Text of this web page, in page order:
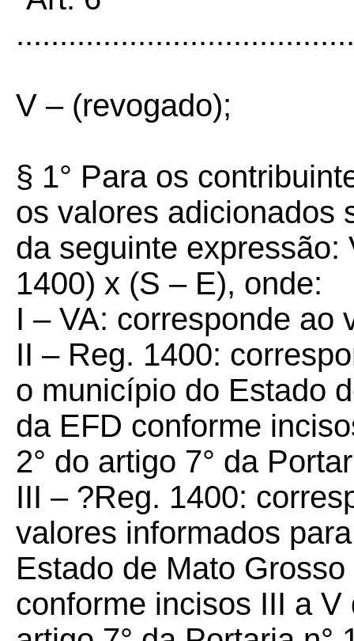
V – (revogado);
§ 1° Para os
os valores adicionados
da seguinte expressão:
1400) x (S – E), onde:
I – VA: corresponde ao
II – Reg. 1400:
o município do Estado
da EFD conforme
2° do artigo 7° da
III – ?Reg. 1400:
valores informados
Estado de Mato
conforme incisos III a V